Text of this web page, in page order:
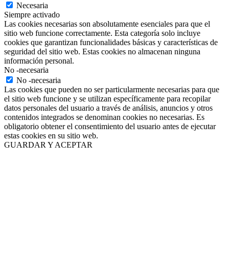
Necesaria
Siempre activado
Las cookies necesarias son absolutamente esenciales para que el
sitio web funcione correctamente. Esta categoría solo incluye
cookies que garantizan funcionalidades básicas y características de
seguridad del sitio web. Estas cookies no almacenan ninguna
información personal.
No -necesaria
No -necesaria
Las cookies que pueden no ser particularmente necesarias para que
el sitio web funcione y se utilizan específicamente para recopilar
datos personales del usuario a través de análisis, anuncios y otros
contenidos integrados se denominan cookies no necesarias. Es
obligatorio obtener el consentimiento del usuario antes de ejecutar
estas cookies en su sitio web.
GUARDAR Y ACEPTAR